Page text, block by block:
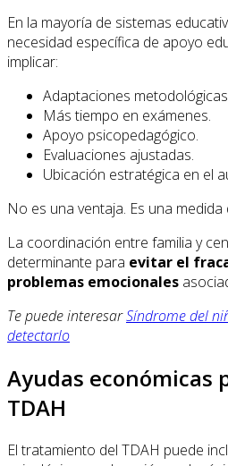
En la mayoría de sistemas
necesidad específica de apoyo
implicar:
Adaptaciones
Más tiempo en exámenes.
Apoyo psicopedagógico.
Evaluaciones ajustadas.
Ubicación estratégica en el
No es una ventaja. Es una
La coordinación entre familia y
determinante para evitar el
problemas emocionales
Te puede interesarSíndrome del
detectarlo
Ayudas económicas
TDAH
El tratamiento del TDAH puede